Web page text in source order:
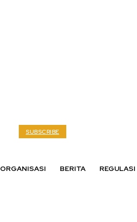
SUBSCRIBE
ORGANISASI BERITA REGULASI